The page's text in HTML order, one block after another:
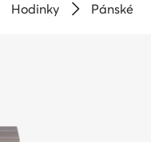
Hodinky Pánské